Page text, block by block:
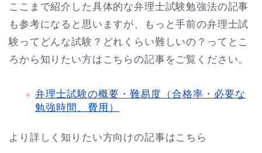
ここまで紹介した具体的な弁理士試験勉強法の記事
も参考になると思いますが、もっと手前の弁理士試
験ってどんな試験？どれくらい難しいの？ってとこ
ろから知りたい方はこちらの記事をご覧ください。
弁理士試験の概要・難易度（合格率・必要な
勉強時間、費用）
より詳しく知りたい方向けの記事はこちら